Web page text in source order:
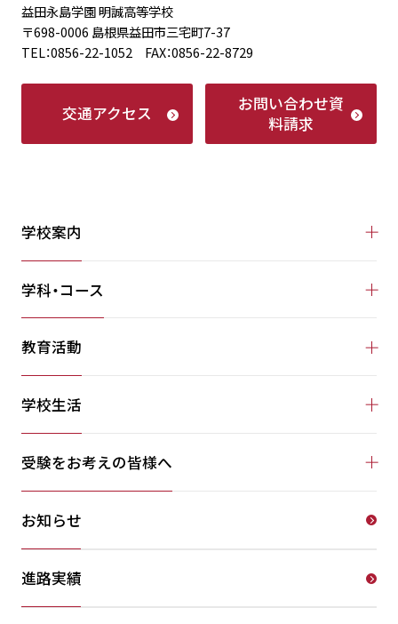
益田永島学園 明誠高等学校
〒698-0006 島根県益田市三宅町7-37
TEL：0856-22-1052 FAX：0856-22-8729
交通アクセス お問い合わせ資
料請求
学校案内
学科・コース
教育活動
学校生活
受験をお考えの皆様へ
お知らせ
進路実績